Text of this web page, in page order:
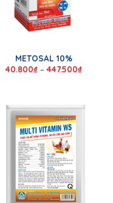
METOSAL 10%
40.800₫–447.500₫